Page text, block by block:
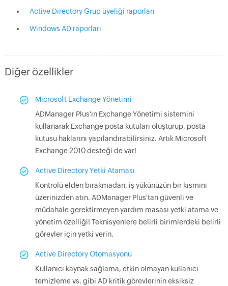
Active Directory Grup üyeliği raporları
Windows AD raporları
Diğer özellikler
Microsoft Exchange Yönetimi
ADManager Plus'ın Exchange Yönetimi sistemini
kullanarak Exchange posta kutuları oluşturup, posta
kutusu haklarını yapılandırabilirsiniz. Artık Microsoft
Exchange 2010 desteği de var!
Active Directory Yetki Ataması
Kontrolü elden bırakmadan, iş yükünüzün bir kısmını
üzerinizden atın. ADManager Plus'tan güvenli ve
müdahale gerektirmeyen yardım masası yetki atama ve
yönetim özelliği! Teknisyenlere belirli birimlerdeki belirli
görevler için yetki verin.
Active Directory Otomasyonu
Kullanıcı kaynak sağlama, etkin olmayan kullanıcı
temizleme vs. gibi AD kritik görevlerinin eksiksiz